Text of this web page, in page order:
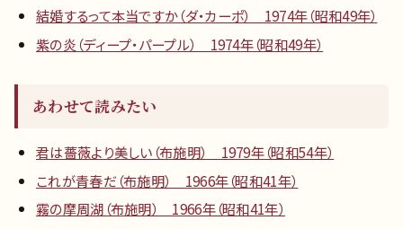
結婚するって本当ですか（ダ・カーポ） 1974年（昭和49年）
紫の炎（ディープ・パープル） 1974年（昭和49年）
あわせて読みたい
君は薔薇より美しい（布施明） 1979年（昭和54年）
これが青春だ（布施明） 1966年（昭和41年）
霧の摩周湖（布施明） 1966年（昭和41年）